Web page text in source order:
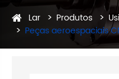
Lar
Produtos
Peças aeroespaciais